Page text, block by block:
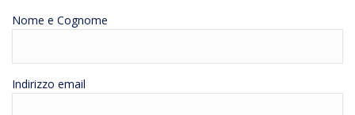
Nome e Cognome
Indirizzo email